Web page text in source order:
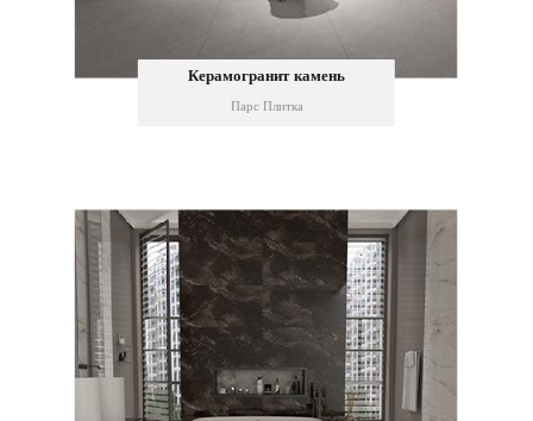
Керамогранит камень
Парс Плитка